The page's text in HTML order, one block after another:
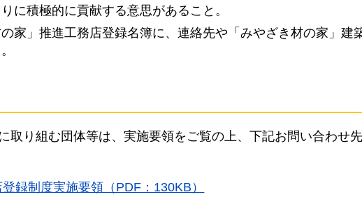
に積極的に貢献する意思があること。
家」推進工務店登録名簿に、連絡先や「みやざき材の家」建
取り組む団体等は、実施要領をご覧の上、下記お問い合わせ
録制度実施要領（PDF：130KB）